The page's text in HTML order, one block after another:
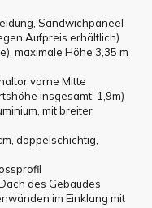
Sandwichpaneel
Aufpreis erhältlich)
maximale Höhe 3,35 m
vorne Mitte
insgesamt: 1,9m)
mit breiter
doppelschichtig,
des Gebäudes
im Einklang mit